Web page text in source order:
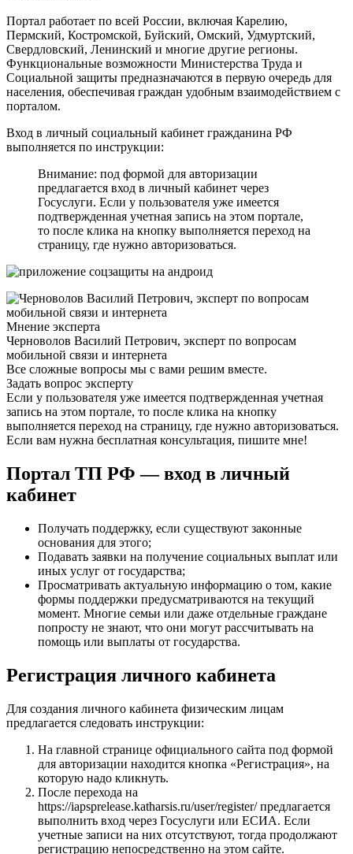
Портал работает по всей России, включая Карелию,
Пермский, Костромской, Буйский, Омский, Удмуртский,
Свердловский, Ленинский и многие другие регионы.
Функциональные возможности Министерства Труда и
Социальной защиты предназначаются в первую очередь для
населения, обеспечивая граждан удобным взаимодействием с
порталом.
Вход в личный социальный кабинет гражданина РФ
выполняется по инструкции:
Внимание: под формой для авторизации
предлагается вход в личный кабинет через
Госуслуги. Если у пользователя уже имеется
подтвержденная учетная запись на этом портале,
то после клика на кнопку выполняется переход на
страницу, где нужно авторизоваться.
Мнение эксперта
Черноволов Василий Петрович, эксперт по вопросам
мобильной связи и интернета
Все сложные вопросы мы с вами решим вместе.
Задать вопрос эксперту
Если у пользователя уже имеется подтвержденная учетная
запись на этом портале, то после клика на кнопку
выполняется переход на страницу, где нужно авторизоваться.
Если вам нужна бесплатная консультация, пишите мне!
Портал ТП РФ — вход в личный
кабинет
Получать поддержку, если существуют законные
основания для этого;
Подавать заявки на получение социальных выплат или
иных услуг от государства;
Просматривать актуальную информацию о том, какие
формы поддержки предусматриваются на текущий
момент. Многие семьи или даже отдельные граждане
попросту не знают, что они могут рассчитывать на
помощь или выплаты от государства.
Регистрация личного кабинета
Для создания личного кабинета физическим лицам
предлагается следовать инструкции:
На главной странице официального сайта под формой
для авторизации находится кнопка «Регистрация», на
которую надо кликнуть.
После перехода на
https://iapsprelease.katharsis.ru/user/register/ предлагается
выполнить вход через Госуслуги или ЕСИА. Если
учетные записи на них отсутствуют, тогда продолжают
регистрацию непосредственно на этом сайте.